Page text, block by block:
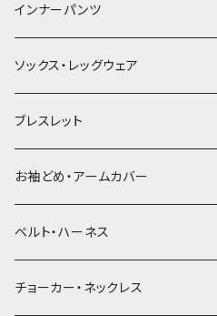
簪
インナーパンツ
ソックス・レッグウェア
ブレスレット
お袖どめ・アームカバー
ベルト・ハーネス
チョーカー・ネックレス